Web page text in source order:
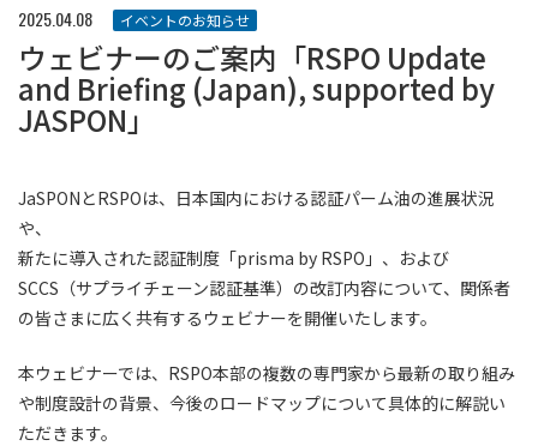
2025.04.08 イベントのお知らせ
ウェビナーのご案内「RSPO Update
and Briefing (Japan), supported by
JASPON」
JaSPONとRSPOは、日本国内における認証パーム油の進展状況
や、
新たに導入された認証制度「prisma by RSPO」、および
SCCS（サプライチェーン認証基準）の改訂内容について、関係者
の皆さまに広く共有するウェビナーを開催いたします。
本ウェビナーでは、RSPO本部の複数の専門家から最新の取り組み
や制度設計の背景、今後のロードマップについて具体的に解説い
ただきます。